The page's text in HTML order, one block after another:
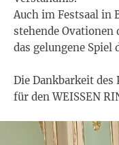
Auch im Festsaal in
stehende Ovationen
das gelungene Spiel
Die Dankbarkeit des
für den WEISSEN